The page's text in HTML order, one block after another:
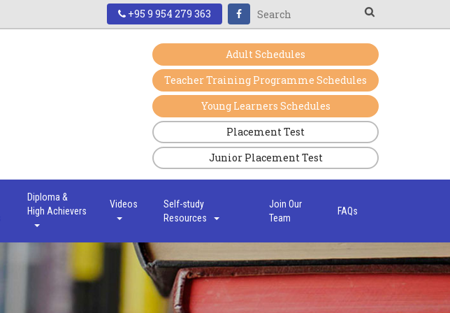
+95 9 954 279 363
Adult Schedules
Teacher Training Programme Schedules
Young Learners Schedules
Placement Test
Junior Placement Test
Diploma &
High Achievers
Videos
Self-study
Resources
Join Our
Team
FAQs